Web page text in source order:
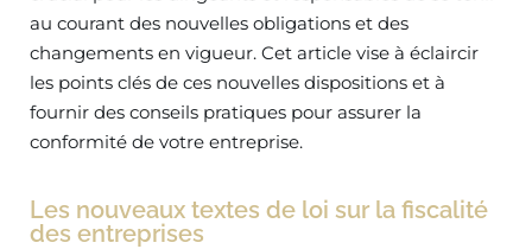
au courant des nouvelles obligations et des
changements en vigueur. Cet article vise à éclaircir
les points clés de ces nouvelles dispositions et à
fournir des conseils pratiques pour assurer la
conformité de votre entreprise.
Les nouveaux textes de loi sur la fiscalité
des entreprises